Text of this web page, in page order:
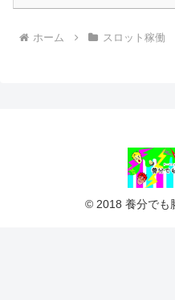
ホーム スロット稼働
© 2018 養分でも